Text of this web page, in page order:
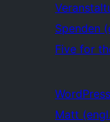
Spenden
Five for
Matt